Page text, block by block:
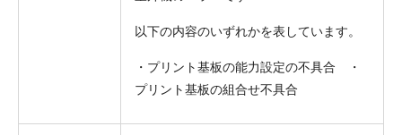
以下の内容のいずれかを表しています。
・プリント基板の能力設定の不具合 ・
プリント基板の組合せ不具合